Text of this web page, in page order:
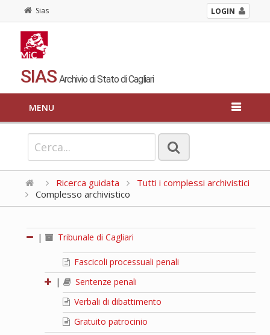
Sias LOGIN
SIAS Archivio di Stato di Cagliari
MENU
Ricerca guidata
Tutti i complessi archivistici
Complesso archivistico
| Tribunale di Cagliari
Fascicoli processuali penali
|
Sentenze penali
Verbali di dibattimento
Gratuito patrocinio